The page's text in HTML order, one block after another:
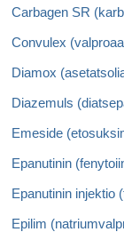
Carbagen SR
Convulex
Diamox
Diazemuls
Emeside
Epanutinin
Epanutinin injektio
Epilim